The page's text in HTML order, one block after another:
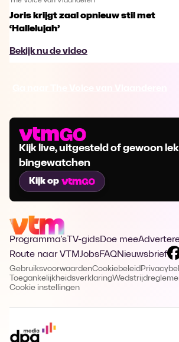
Joris krijgt zaal opnieuw stil met
‘Hallelujah’
Bekijk nu de video
Kijk live, uitgesteld of gewoon
bingewatchen
Kijk op
Programma's TV-gidsDoe mee
Route naar VTMJobsFAQNieuwsbrief
GebruiksvoorwaardenCookiebeleid
Toegankelijkheidsverklaring
Cookie instellingen